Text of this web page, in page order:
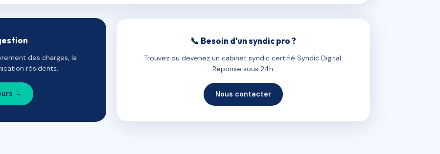
des charges, la
résidents.
→
📞 Besoin d'un syndic pro ?
Trouvez ou devenez un cabinet syndic certifié Syndic Digital.
Réponse sous 24h.
Nous contacter